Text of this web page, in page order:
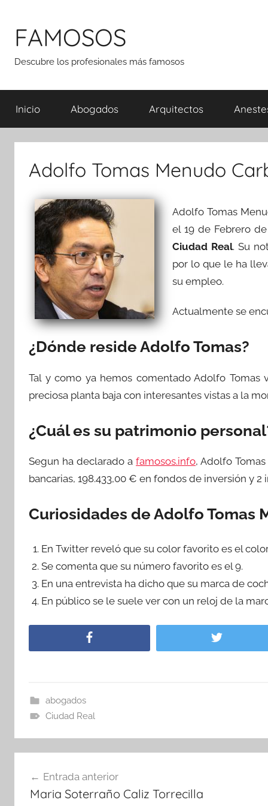
contenido
FAMOSOS
Descubre los profesionales más famosos
Inicio Abogados Arquitectos
Adolfo Tomas Menudo
Adolfo Tomas
el 19 de Febrero
Ciudad Real. Su
por lo que le ha
su empleo.
Actualmente se
¿Dónde reside Adolfo Tomas?
Tal y como ya hemos comentado Adolfo
preciosa planta baja con interesantes vistas a la
¿Cuál es su patrimonio
Segun ha declarado afamosos.info, Adolfo
bancarias, 198.433,00 € en fondos de inversión y
Curiosidades de Adolfo Tomas
En Twitter reveló que su color favorito es el
Se comenta que su número favorito es el 9.
En una entrevista ha dicho que su marca de
En público se le suele ver con un reloj de la
abogados
Ciudad Real
de
Entrada anterior
Maria Soterraño Caliz Torrecilla